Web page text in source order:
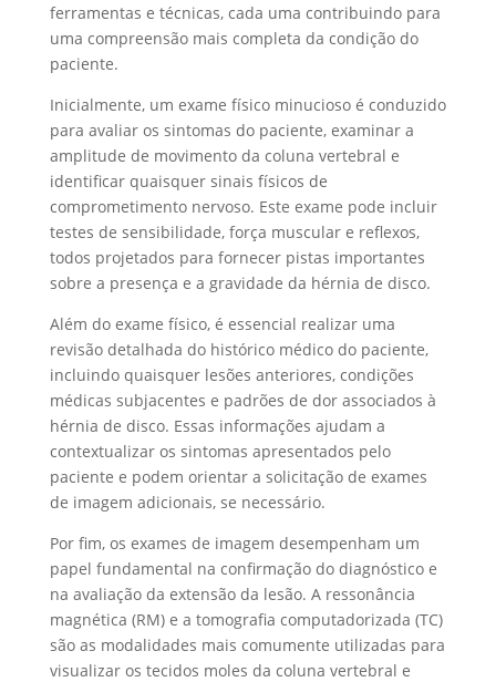
ferramentas e técnicas, cada uma contribuindo para
uma compreensão mais completa da condição do
paciente.
Inicialmente, um exame físico minucioso é conduzido
para avaliar os sintomas do paciente, examinar a
amplitude de movimento da coluna vertebral e
identificar quaisquer sinais físicos de
comprometimento nervoso. Este exame pode incluir
testes de sensibilidade, força muscular e reflexos,
todos projetados para fornecer pistas importantes
sobre a presença e a gravidade da hérnia de disco.
Além do exame físico, é essencial realizar uma
revisão detalhada do histórico médico do paciente,
incluindo quaisquer lesões anteriores, condições
médicas subjacentes e padrões de dor associados à
hérnia de disco. Essas informações ajudam a
contextualizar os sintomas apresentados pelo
paciente e podem orientar a solicitação de exames
de imagem adicionais, se necessário.
Por fim, os exames de imagem desempenham um
papel fundamental na confirmação do diagnóstico e
na avaliação da extensão da lesão. A ressonância
magnética (RM) e a tomografia computadorizada (TC)
são as modalidades mais comumente utilizadas para
visualizar os tecidos moles da coluna vertebral e